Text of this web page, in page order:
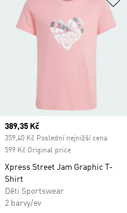
Current price
389,35 Kč
359,40 Kč Poslední nejnižší cena
599 Kč Original price
Xpress Street Jam Graphic T-
Shirt
Děti Sportswear
2 barvy/ev